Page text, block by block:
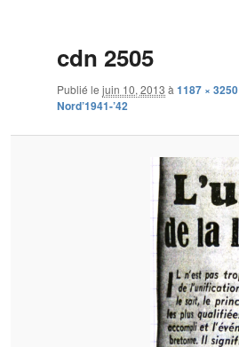
cdn 2505
Publié le juin 10, 2013 à 1187 × 3250
Nord’1941-’42